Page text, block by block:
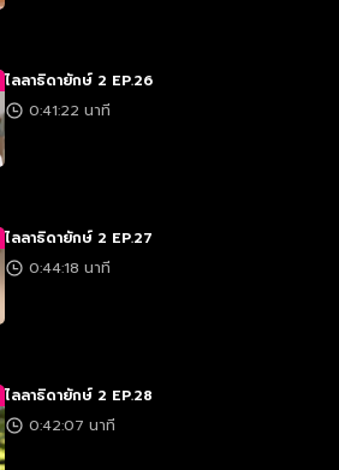
ไลลาธิดายักษ์ 2 EP.26
0:41:22 นาที
ไลลาธิดายักษ์ 2 EP.27
0:44:18 นาที
ไลลาธิดายักษ์ 2 EP.28
0:42:07 นาที